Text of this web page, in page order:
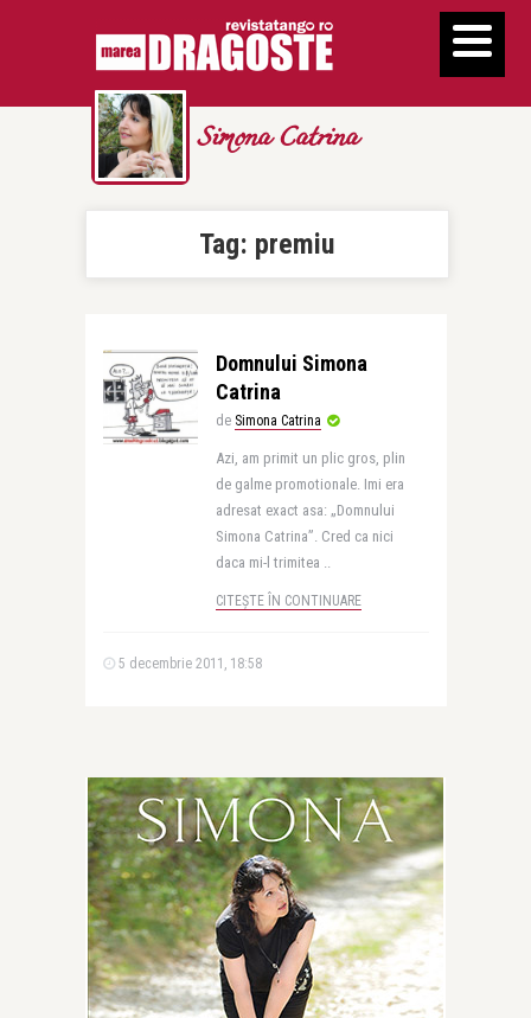
Simona Catrina
Tag: premiu
Domnului Simona
Catrina
de Simona Catrina
Azi, am primit un plic gros, plin
de galme promotionale. Imi era
adresat exact asa: „Domnului
Simona Catrina”. Cred ca nici
daca mi-l trimitea ..
CITEȘTE ÎN CONTINUARE
5 decembrie 2011, 18:58